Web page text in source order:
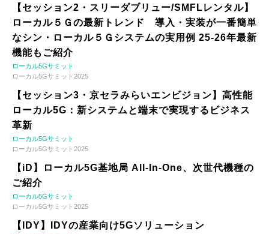
【セッション2・スリーダブリュー/SMFLレンタル】
ローカル５Ｇの最新トレンド 導入・実装が一番簡単
なシン・ローカル５Ｇシステムの実用例 25-26年最新
機能もご紹介
ローカル5Gサミット
ローカル5Gサミット2025
【セッション3・京セラみらいエンビジョン】高性能
ローカル5G：新システムと端末で実現するビジネス
革新
ローカル5Gサミット
ローカル5Gサミット2025
【iD】ローカル5G基地局 All-In-One、次世代機種の
ご紹介
ローカル5Gサミット
ローカル5Gサミット2025
【IDY】IDYの産業向け5Gソリューション